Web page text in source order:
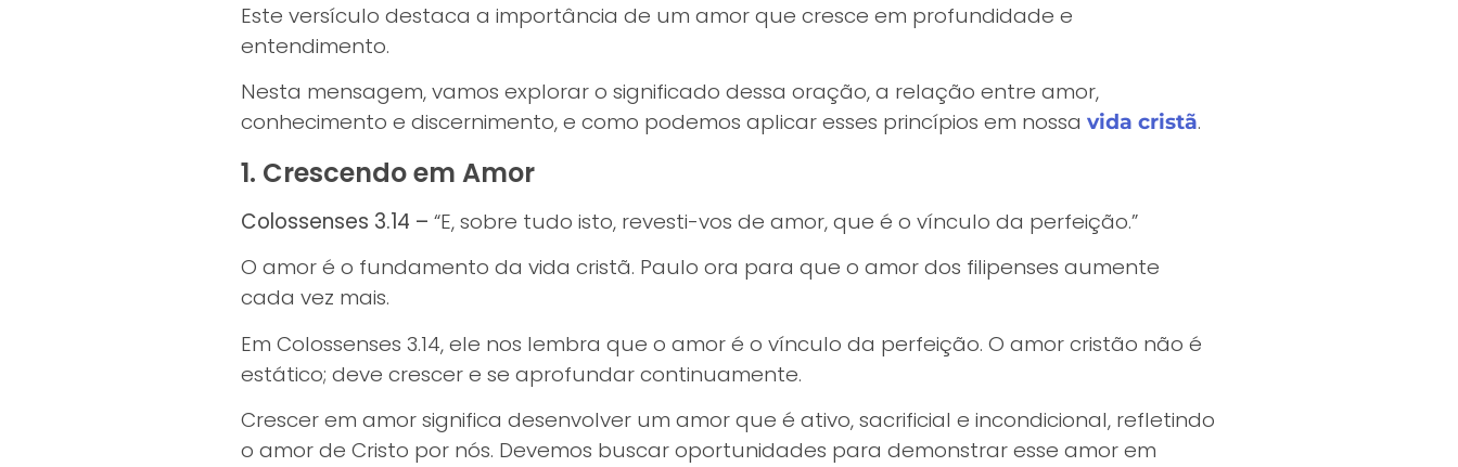
Este versículo destaca a importância de um amor que cresce em profundidade e
entendimento.
Nesta mensagem, vamos explorar o significado dessa oração, a relação entre amor,
conhecimento e discernimento, e como podemos aplicar esses princípios em nossa vida cristã.
1. Crescendo em Amor
Colossenses 3.14 – “E, sobre tudo isto, revesti-vos de amor, que é o vínculo da perfeição.”
O amor é o fundamento da vida cristã. Paulo ora para que o amor dos filipenses aumente
cada vez mais.
Em Colossenses 3.14, ele nos lembra que o amor é o vínculo da perfeição. O amor cristão não é
estático; deve crescer e se aprofundar continuamente.
Crescer em amor significa desenvolver um amor que é ativo, sacrificial e incondicional, refletindo
o amor de Cristo por nós. Devemos buscar oportunidades para demonstrar esse amor em